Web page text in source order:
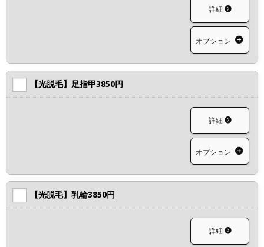
詳細
オプション
【光脱毛】足指甲3850円
詳細
オプション
【光脱毛】乳輪3850円
詳細